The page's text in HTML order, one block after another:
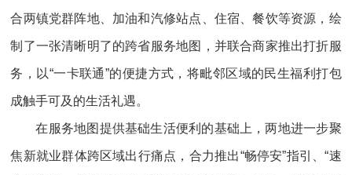
合两镇党群阵地、加油和汽修站点、住宿、餐饮等资源，绘
制了一张清晰明了的跨省服务地图，并联合商家推出打折服
务，以“一卡联通”的便捷方式，将毗邻区域的民生福利打包
成触手可及的生活礼遇。
在服务地图提供基础生活便利的基础上，两地进一步聚
焦新就业群体跨区域出行痛点，合力推出“畅停安”指引、“速